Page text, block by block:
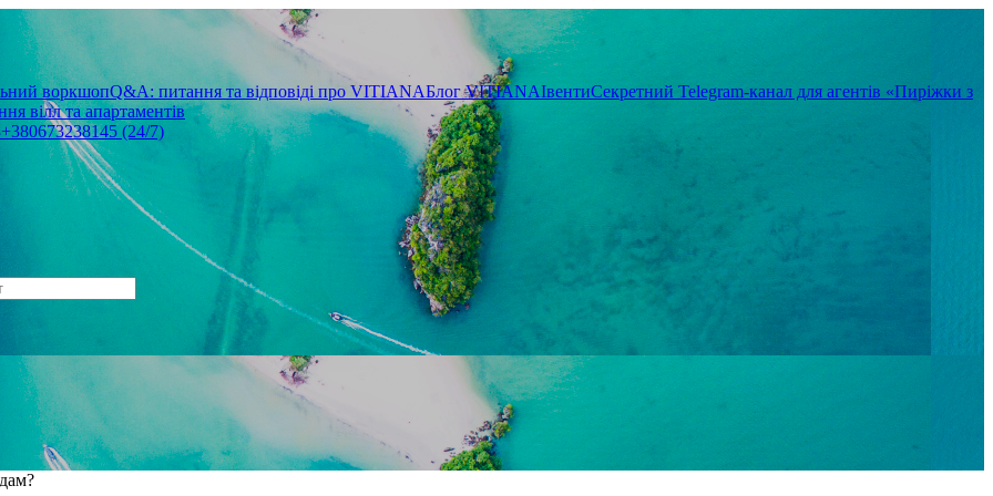
воркшопQ&A: питання та відповіді про VITIANAБлог VITIANAІвентиСекретний Telegram-канал для агентів «Пиріжки з
вілл та апартаментів
+380673238145 (24/7)